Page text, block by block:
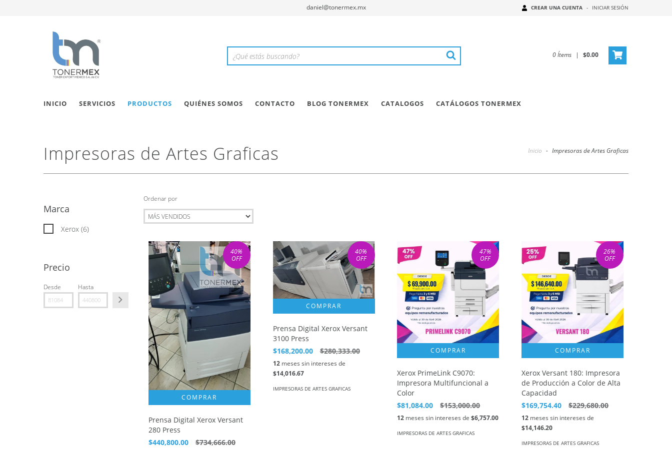
daniel@tonermex.mx CREAR UNA CUENTA - INICIAR SESIÓN
0Ítems | $0.00
INICIO SERVICIOS PRODUCTOS QUIÉNES SOMOS CONTACTO BLOG TONERMEX CATALOGOS CATÁLOGOS TONERMEX
Impresoras de Artes Graficas Inicio - Impresoras de Artes Graficas
Marca
Xerox (6)
Precio
Desde Hasta
Ordenar por
40%
OFF
Prensa Digital Xerox Versant
280 Press
$440,800.00
$734,666.00
40%
OFF
Prensa Digital Xerox Versant
3100 Press
$168,200.00
$280,333.00
12meses sin intereses de
$14,016.67
IMPRESORAS DE ARTES GRAFICAS
47%
OFF
Xerox PrimeLink C9070:
Impresora Multifuncional a
Color
$81,084.00
$153,000.00
12 meses sin intereses de$6,757.00
IMPRESORAS DE ARTES GRAFICAS
26%
OFF
Xerox Versant 180: Impresora
de Producción a Color de Alta
Capacidad
$169,754.40
$229,680.00
12 meses sin intereses de
$14,146.20
IMPRESORAS DE ARTES GRAFICAS